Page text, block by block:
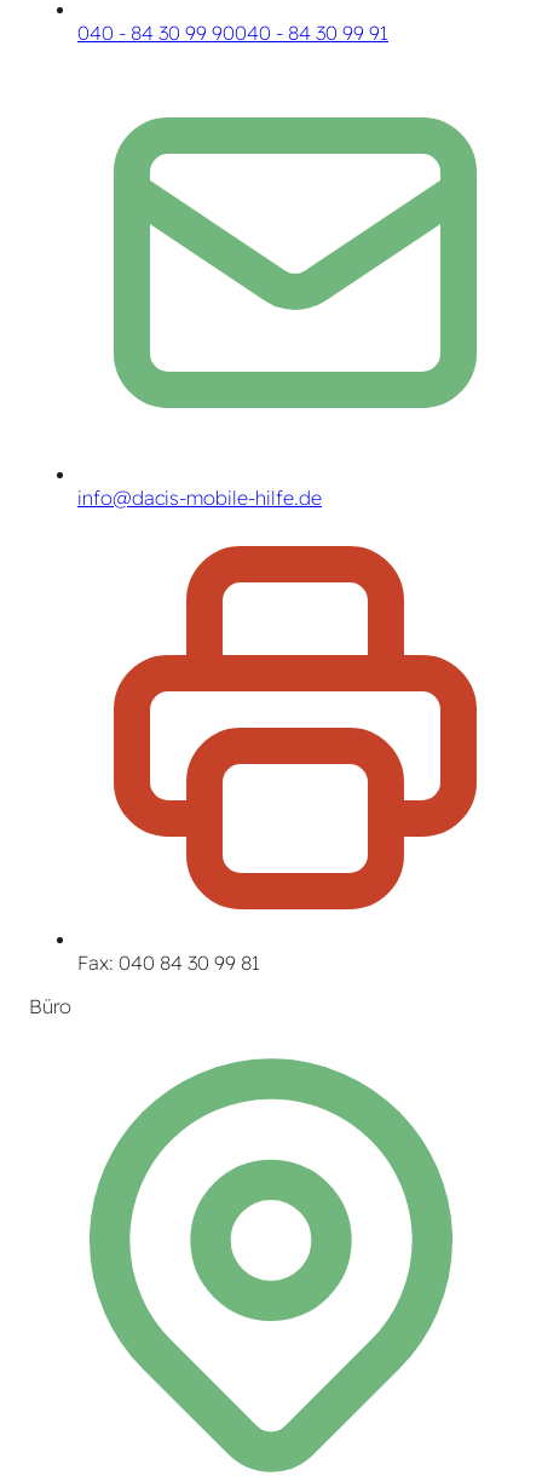
040 - 84 30 99 90040 - 84 30 99 91
info@dacis-mobile-hilfe.de
Fax: 040 84 30 99 81
Büro